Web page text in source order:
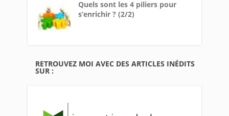
Quels sont les 4 piliers pour
s’enrichir ? (2/2)
RETROUVEZ MOI AVEC DES ARTICLES INÉDITS
SUR :